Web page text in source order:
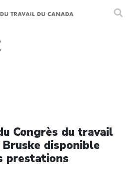
Congrès du travail
Bruske disponible
prestations